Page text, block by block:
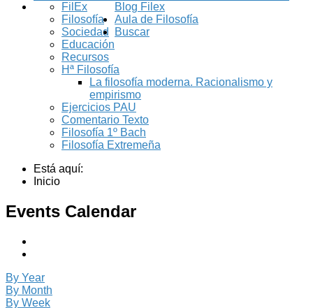
Blog Filex
FilEx
Filosofía
Sociedad
Educación
Recursos
Aula de Filosofía
Hª Filosofía
La filosofía moderna. Racionalismo y
empirismo
Ejercicios PAU
Comentario Texto
Filosofía 1º Bach
Filosofía Extremeña
Buscar
Está aquí:
Inicio
Events Calendar
By Year
By Month
By Week